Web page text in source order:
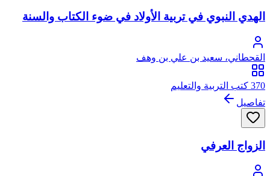
الهدي النبوي في تربية الأولاد في ضوء الكتاب والسنة
القحطاني، سعيد بن علي بن وهف
370 كتب التربية والتعليم
تفاصيل
الزواج العرفي